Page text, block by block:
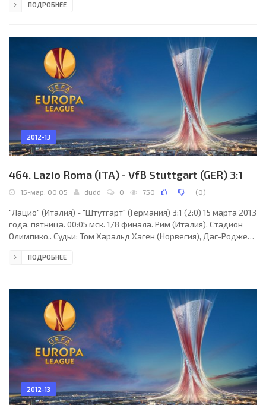
Резервный: Эрик Дансоль (Франция). "Челси": Петр Чех, Эшли
Фернандо Торрес, Хуан Мата (Виктор Мозес, 90). Главный
тренер - Рафаэль Бенитес (и.о.)
ПОДРОБНЕЕ
2012-13
464. Lazio Roma (ITA) - VfB Stuttgart (GER) 3:1
15-мар, 00:05 dudd 0 750 (0)
"Лацио" (Италия) - "Штутгарт" (Германия) 3:1 (2:0) 15 марта 2013
года, пятница. 00:05 мск. 1/8 финала. Рим (Италия). Стадион
Олимпико.. Судьи: Том Харальд Хаген (Норвегия), Даг-Роджер
Свейн-Инге Викен (Норвегия). "Лацио": Федерико Маркетти
(Кристиан Ледесма, 65), Эрнанес (Онорато Эдерсон, 74),
Оджени Онази, Антонио Кандрева,
ПОДРОБНЕЕ
2012-13